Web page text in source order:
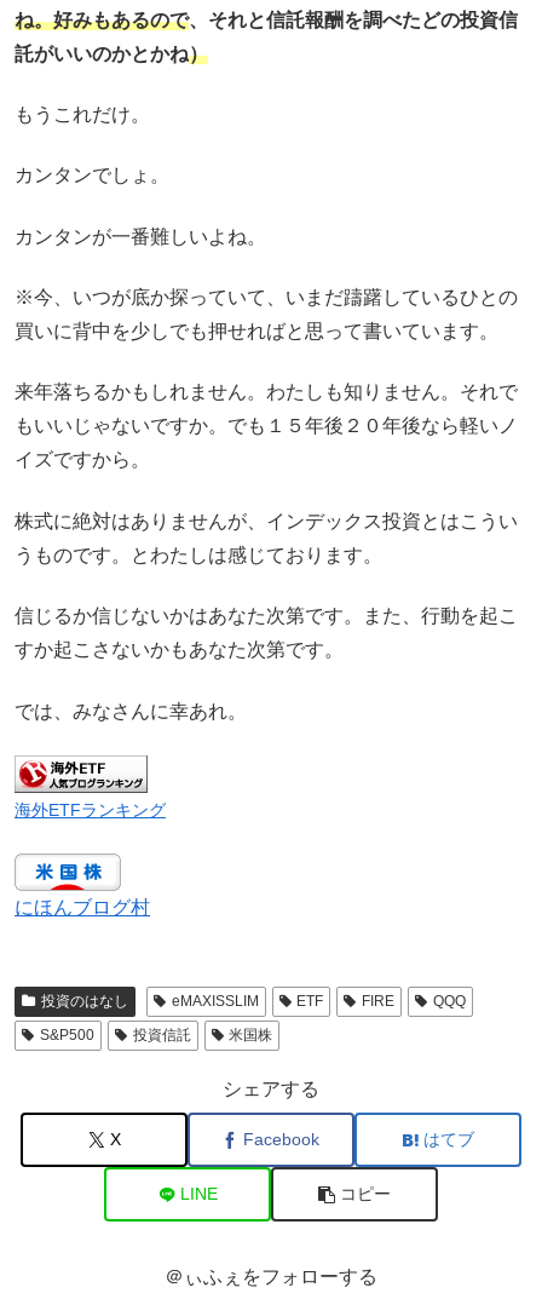
ね。好みもあるので、それと信託報酬を調べたどの投資信
託がいいのかとかね）
もうこれだけ。
カンタンでしょ。
カンタンが一番難しいよね。
※今、いつが底か探っていて、いまだ躊躇しているひとの
買いに背中を少しでも押せればと思って書いています。
来年落ちるかもしれません。わたしも知りません。それで
もいいじゃないですか。でも１５年後２０年後なら軽いノ
イズですから。
株式に絶対はありませんが、インデックス投資とはこうい
うものです。とわたしは感じております。
信じるか信じないかはあなた次第です。また、行動を起こ
すか起こさないかもあなた次第です。
では、みなさんに幸あれ。
海外ETFランキング
にほんブログ村
投資のはなし eMAXISSLIM ETF FIRE
QQQ
S&P500
投資信託 米国株
シェアする
X Facebook はてブ
LINE コピー
＠ぃふぇをフォローする